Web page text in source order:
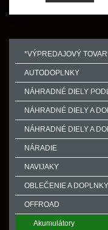
*VÝPREDAJOVÝ
AUTODOPLNKY
NÁHRADNÉ DIELY
NÁHRADNÉ DIELY A
NÁHRADNÉ DIELY A
NÁRADIE
NAVIJAKY
OBLEČENIE A DOPLNKY
OFFROAD
Akumulátory